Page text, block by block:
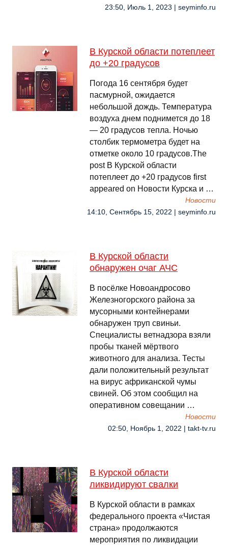
23:50, Июль 1, 2023 | seyminfo.ru
В Курской области потеплеет
до +20 градусов
Погода 16 сентября будет
пасмурной, ожидается
небольшой дождь. Температура
воздуха днем поднимется до 18
— 20 градусов тепла. Ночью
столбик термометра будет на
отметке около 10 градусов.The
post В Курской области
потеплеет до +20 градусов first
appeared on Новости Курска и …
Новости
14:10, Сентябрь 15, 2022 | seyminfo.ru
В Курской области
обнаружен очаг АЧС
В посёлке Новоандросово
Железногорского района за
мусорными контейнерами
обнаружен труп свиньи.
Специалисты ветнадзора взяли
пробы тканей мёртвого
животного для анализа. Тесты
дали положительный результат
на вирус африканской чумы
свиней. Об этом сообщил на
оперативном совещании …
Новости
02:50, Ноябрь 1, 2022 | takt-tv.ru
В Курской области
ликвидируют свалки
В Курской области в рамках
федерального проекта «Чистая
страна» продолжаются
мероприятия по ликвидации